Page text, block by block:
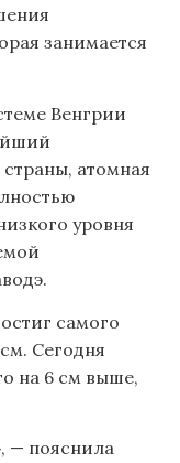
занимается
Венгрии
атомная
уровня
самого
Сегодня
на 6 см выше,
— пояснила